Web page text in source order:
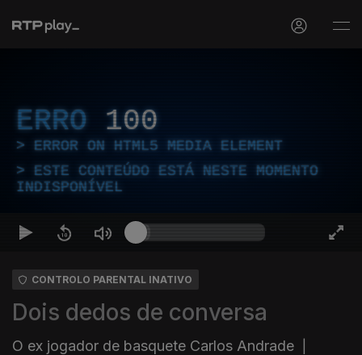
ERRO 100
ERROR ON HTML5 MEDIA ELEMENT
ESTE CONTEÚDO ESTÁ NESTE MOMENTO
INDISPONÍVEL
CONTROLO PARENTAL INATIVO
Dois dedos de conversa
O ex jogador de basquete Carlos Andrade